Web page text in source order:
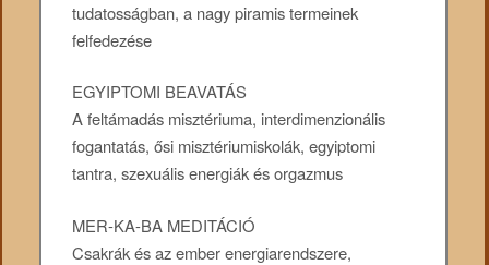
tudatosságban, a nagy piramis termeinek
felfedezése
EGYIPTOMI BEAVATÁS
A feltámadás misztériuma, interdimenzionális
fogantatás, ősi misztériumiskolák, egyiptomi
tantra, szexuális energiák és orgazmus
MER-KA-BA MEDITÁCIÓ
Csakrák és az ember energiarendszere,